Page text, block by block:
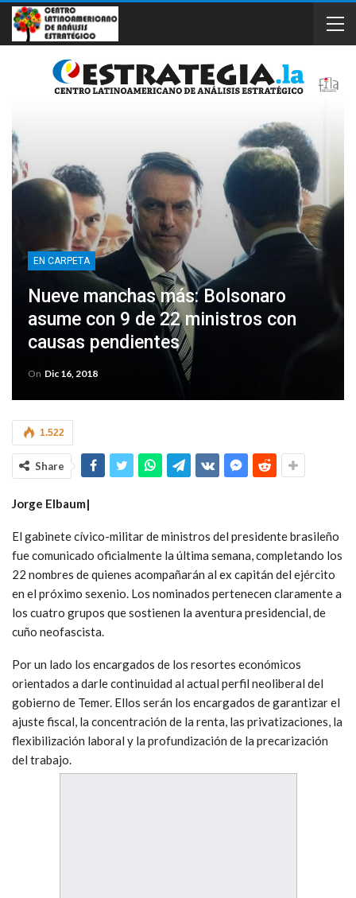
EN CARPETA
Nueve manchas más: Bolsonaro
asume con 9 de 22 ministros con
causas pendientes
On Dic 16, 2018
1.522
Share
Jorge Elbaum|
El gabinete cívico-militar de ministros del presidente brasileño
fue comunicado oficialmente la última semana, completando los
22 nombres de quienes acompañarán al ex capitán del ejército
en el próximo sexenio. Los nominados pertenecen claramente a
los cuatro grupos que sostienen la aventura presidencial, de
cuño neofascista.
Por un lado los encargados de los resortes económicos
orientados a darle continuidad al actual perfil neoliberal del
gobierno de Temer. Ellos serán los encargados de garantizar el
ajuste fiscal, la concentración de la renta, las privatizaciones, la
flexibilización laboral y la profundización de la precarización
del trabajo.